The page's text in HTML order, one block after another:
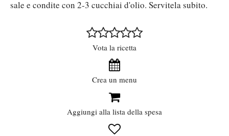
sale e condite con 2-3 cucchiai d'olio. Servitela subito.
Vota la ricetta
Crea un menu
Aggiungi alla lista della spesa